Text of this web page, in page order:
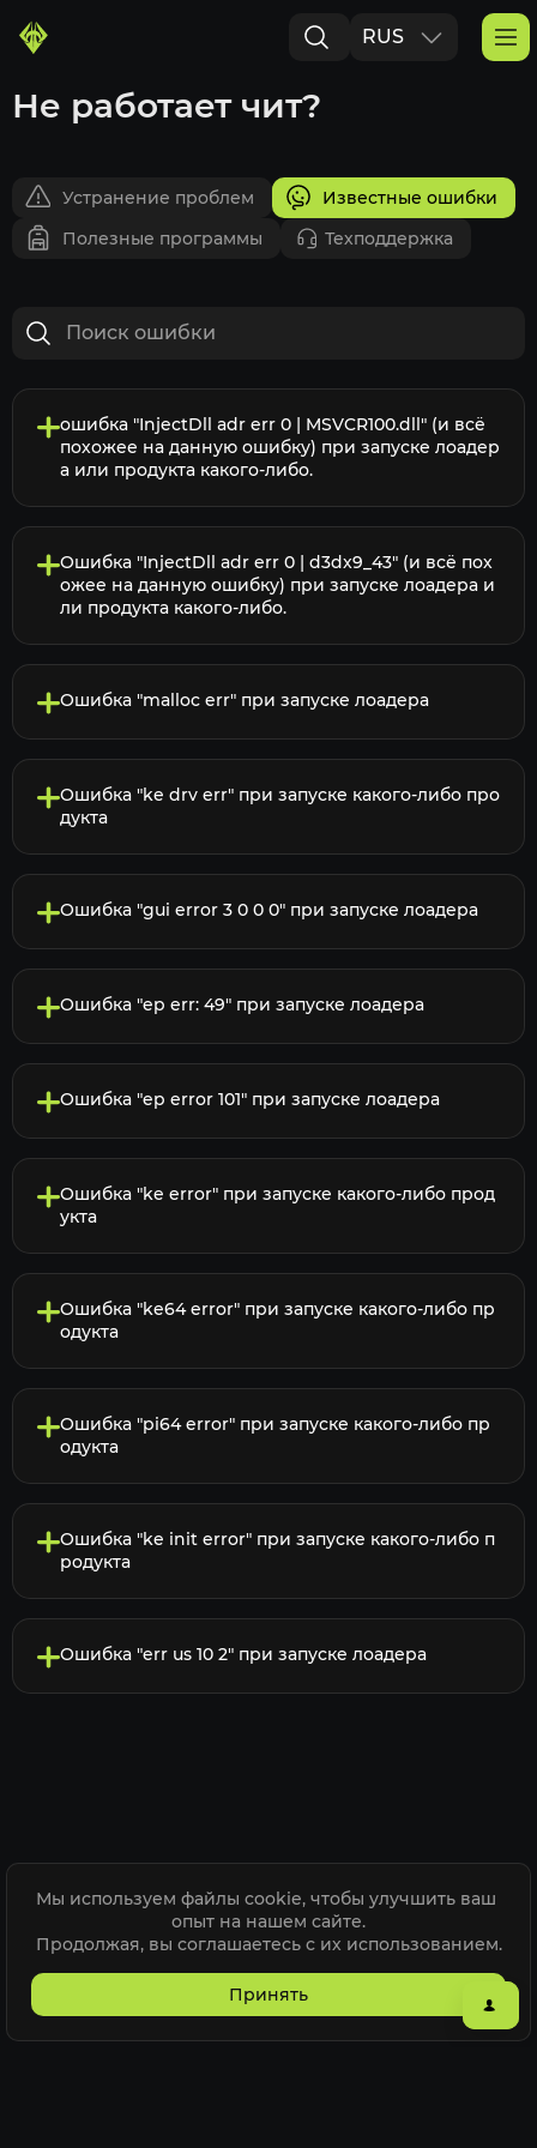
RUS
Не работает чит?
Устранение проблем
Известные ошибки
Полезные программы
Техподдержка
ошибка "InjectDll adr err 0 | MSVCR100.dll" (и всё
похожее на данную ошибку) при запуске лоадер
а или продукта какого-либо.
Ошибка "InjectDll adr err 0 | d3dx9_43" (и всё пох
ожее на данную ошибку) при запуске лоадера и
ли продукта какого-либо.
Ошибка "malloc err" при запуске лоадера
Ошибка "ke drv err" при запуске какого-либо про
дукта
Ошибка "gui error 3 0 0 0" при запуске лоадера
Ошибка "ep err: 49" при запуске лоадера
Ошибка "ep error 101" при запуске лоадера
Ошибка "ke error" при запуске какого-либо прод
укта
Ошибка "ke64 error" при запуске какого-либо пр
одукта
Ошибка "pi64 error" при запуске какого-либо пр
одукта
Ошибка "ke init error" при запуске какого-либо п
родукта
Ошибка "err us 10 2" при запуске лоадера
Посмотреть еще
Мы используем файлы cookie, чтобы улучшить ваш
опыт на нашем сайте.
Продолжая, вы соглашаетесь с их использованием.
Принять